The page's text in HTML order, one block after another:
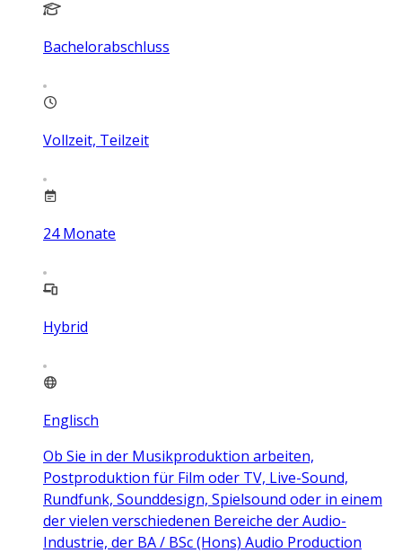
Bachelorabschluss
Vollzeit, Teilzeit
24 Monate
Hybrid
Englisch
Ob Sie in der Musikproduktion arbeiten,
Postproduktion für Film oder TV, Live-Sound,
Rundfunk, Sounddesign, Spielsound oder in einem
der vielen verschiedenen Bereiche der Audio-
Industrie, der BA / BSc (Hons) Audio Production